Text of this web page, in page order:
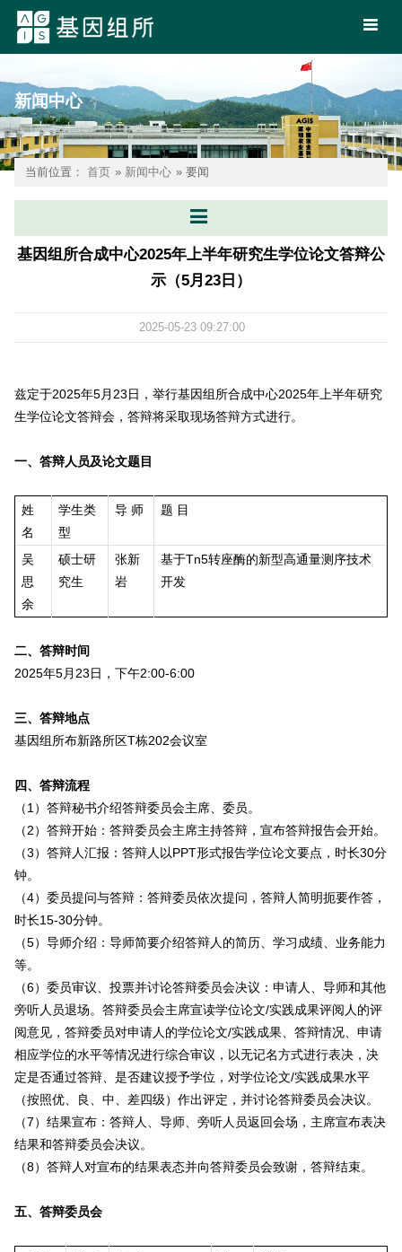
新闻中心
当前位置： 首页 » 新闻中心 » 要闻
基因组所合成中心2025年上半年研究生学位论文答辩公
示（5月23日）
2025-05-23 09:27:00
兹定于2025年5月23日，举行基因组所合成中心2025年上半年研究
生学位论文答辩会，答辩将采取现场答辩方式进行。
一、答辩人员及论文题目
姓
名
学生类
型
导 师 题 目
吴
思
余
硕士研
究生
张新
岩
基于Tn5转座酶的新型高通量测序技术
开发
二、答辩时间
2025年5月23日，下午2:00-6:00
三、答辩地点
基因组所布新路所区T栋202会议室
四、答辩流程
（1）答辩秘书介绍答辩委员会主席、委员。
（2）答辩开始：答辩委员会主席主持答辩，宣布答辩报告会开始。
（3）答辩人汇报：答辩人以PPT形式报告学位论文要点，时长30分
钟。
（4）委员提问与答辩：答辩委员依次提问，答辩人简明扼要作答，
时长15-30分钟。
（5）导师介绍：导师简要介绍答辩人的简历、学习成绩、业务能力
等。
（6）委员审议、投票并讨论答辩委员会决议：申请人、导师和其他
旁听人员退场。答辩委员会主席宣读学位论文/实践成果评阅人的评
阅意见，答辩委员对申请人的学位论文/实践成果、答辩情况、申请
相应学位的水平等情况进行综合审议，以无记名方式进行表决，决
定是否通过答辩、是否建议授予学位，对学位论文/实践成果水平
（按照优、良、中、差四级）作出评定，并讨论答辩委员会决议。
（7）结果宣布：答辩人、导师、旁听人员返回会场，主席宣布表决
结果和答辩委员会决议。
（8）答辩人对宣布的结果表态并向答辩委员会致谢，答辩结束。
五、答辩委员会